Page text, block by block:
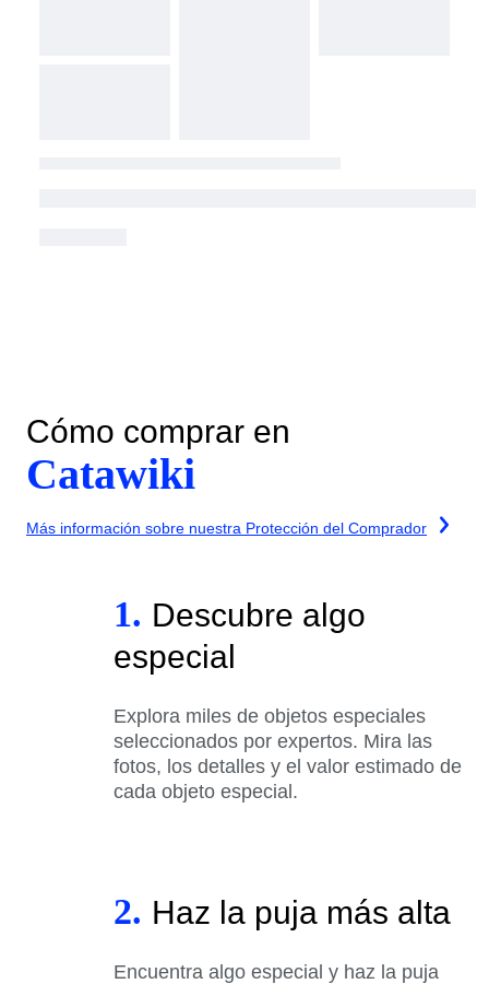
Cómo comprar en
Catawiki
Más información sobre nuestra Protección del Comprador
1. Descubre algo
especial
Explora miles de objetos especiales
seleccionados por expertos. Mira las
fotos, los detalles y el valor estimado de
cada objeto especial.
2. Haz la puja más alta
Encuentra algo especial y haz la puja